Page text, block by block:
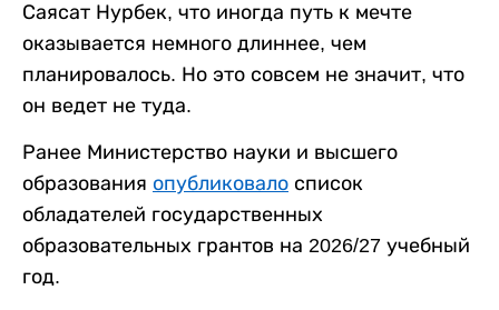
Саясат Нурбек, что иногда путь к мечте
оказывается немного длиннее, чем
планировалось. Но это совсем не значит, что
он ведет не туда.
Ранее Министерство науки и высшего
образования опубликовало список
обладателей государственных
образовательных грантов на 2026/27 учебный
год.